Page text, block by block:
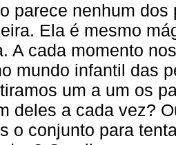
parece nenhum
Ela é mesmo
A cada momento
mundo infantil das
um a um os
deles a cada vez?
o conjunto para